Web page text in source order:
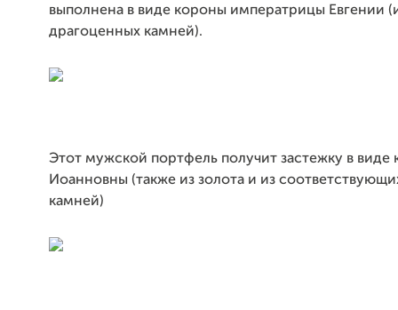
выполнена в виде короны императрицы Евгении
драгоценных камней).
Этот мужской портфель получит застежку в
Иоанновны (также из золота и из
камней)